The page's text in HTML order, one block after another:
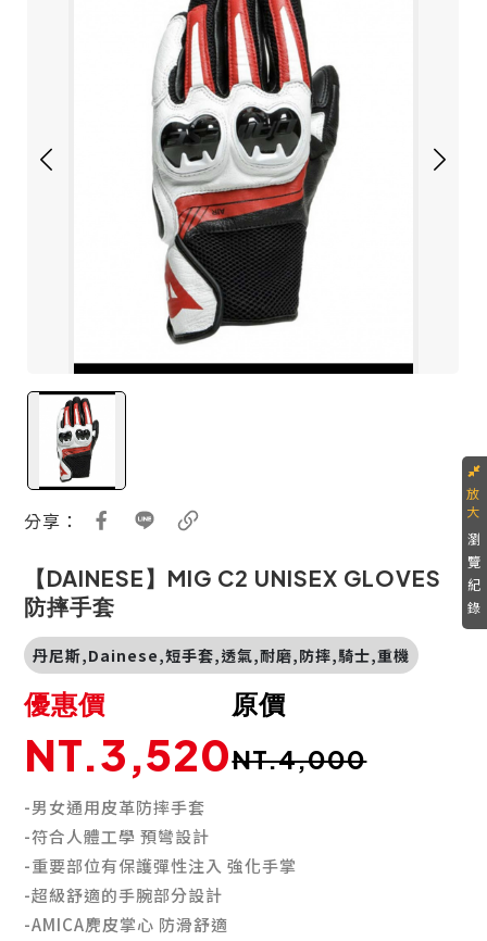
分享：
【DAINESE】MIG C2 UNISEX GLOVES
防摔手套
丹尼斯,Dainese,短手套,透氣,耐磨,防摔,騎士,重機
原價
NT.4,000
優惠價
NT.3,520
-男女通用皮革防摔手套
-符合人體工學 預彎設計
-重要部位有保護彈性注入 強化手掌
-超級舒適的手腕部分設計
-AMICA麂皮掌心 防滑舒適
瀏
覽
紀
錄